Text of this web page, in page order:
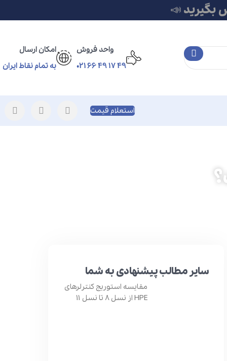
بگیرید 📣
واحد فروش
49 17 49 66 021
امکان ارسال
به تمام نقاط ایران
استعلام قیمت
سایر مطالب پیشنهادی به شما
مقایسه استوریج کنترلرهای
HPE از نسل 8 تا نسل 11